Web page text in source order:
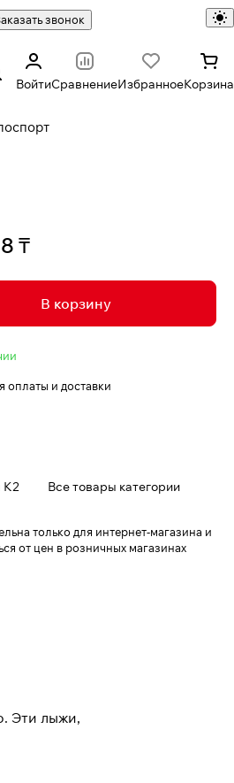
звонок
ВойтиСравнениеИзбранноеКорзина
₸
В корзину
оплаты и доставки
K2 Все товары категории
только для интернет-магазина и
от цен в розничных магазинах
Эти лыжи,